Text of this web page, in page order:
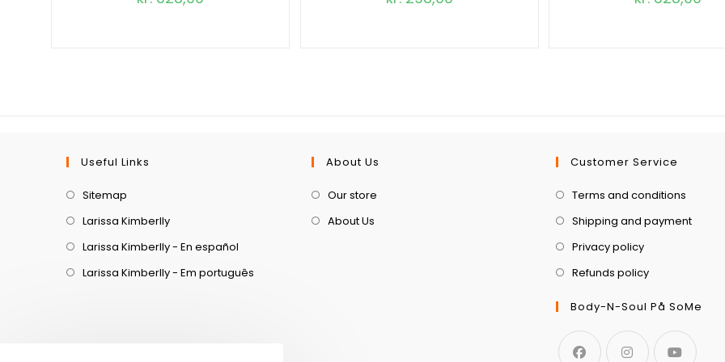
Useful Links
Sitemap
Larissa Kimberlly
Larissa Kimberlly - En español
Larissa Kimberlly - Em português
About Us
Our store
About Us
Customer Service
Terms and conditions
Shipping and payment
Privacy policy
Refunds policy
Body-N-Soul På SoMe